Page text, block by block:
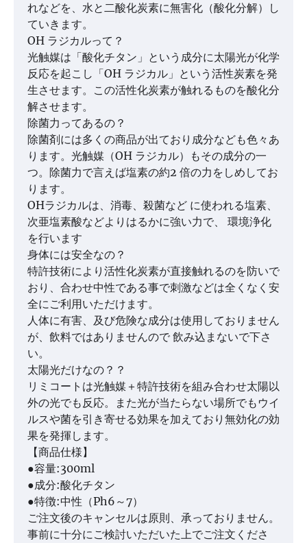
れなどを、水と二酸化炭素に無害化（酸化分解）し
ていきます。
OH ラジカルって？
光触媒は「酸化チタン」という成分に太陽光が化学
反応を起こし「OH ラジカル」という活性炭素を発
生させます。この活性化炭素が触れるものを酸化分
解させます。
除菌力ってあるの？
除菌剤には多くの商品が出ており成分なども色々あ
ります。光触媒（OH ラジカル）もその成分の一
つ。除菌力で言えば塩素の約2 倍の力をしめしてお
ります。
OHラジカルは、消毒、殺菌など に使われる塩素、
次亜塩素酸などよりはるかに強い力で、 環境浄化
を行います
身体には安全なの？
特許技術により活性化炭素が直接触れるのを防いで
おり、合わせ中性である事で刺激などは全くなく安
全にご利用いただけます。
人体に有害、及び危険な成分は使用しておりません
が、飲料ではありませんので 飲み込まないで下さ
い。
太陽光だけなの？？
リミコートは光触媒＋特許技術を組み合わせ太陽以
外の光でも反応。また光が当たらない場所でもウイ
ルスや菌を引き寄せる効果を加えており無効化の効
果を発揮します。
【商品仕様】
●容量:300ml
●成分:酸化チタン
●特徴:中性（Ph6～7）
ご注文後のキャンセルは原則、承っておりません。
事前に十分にご検討いただいた上でご注文くださ